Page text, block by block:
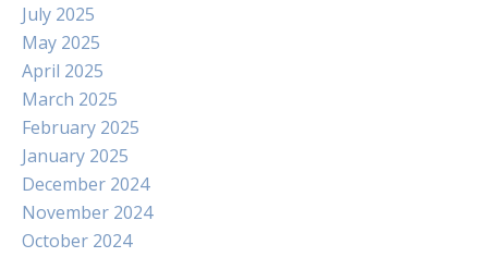
July 2025
May 2025
April 2025
March 2025
February 2025
January 2025
December 2024
November 2024
October 2024